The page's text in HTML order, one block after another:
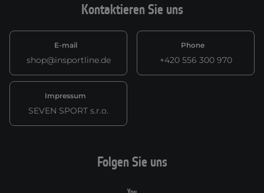
Kontaktieren Sie uns
E-mail
shop@insportline.de
Phone
+420 556 300 970
Impressum
SEVEN SPORT s.r.o.
Folgen Sie uns